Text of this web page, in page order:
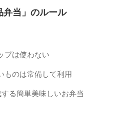
弁当」のルール
プは使わない
ものは常備して利用
る簡単美味しいお弁当